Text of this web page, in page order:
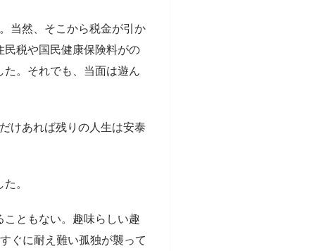
当然、そこから税金が引か
民税や国民健康保険料がの
た。それでも、当面は遊ん
けあれば残りの人生は安泰
。
ともない。趣味らしい趣
ぐに耐え難い孤独が襲って